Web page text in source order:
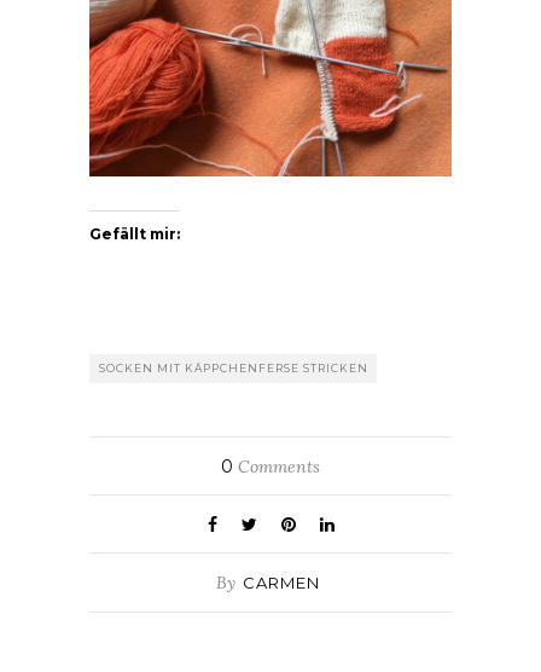
Gefällt mir:
SOCKEN MIT KÄPPCHENFERSE STRICKEN
0 Comments
By CARMEN